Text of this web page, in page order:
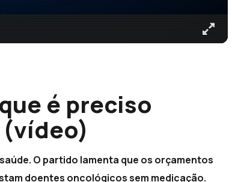
é preciso
O partido lamenta que os orçamentos
doentes oncológicos sem medicação.